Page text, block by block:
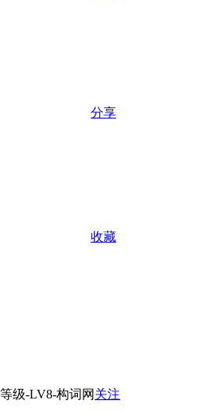
分享
收藏
关注